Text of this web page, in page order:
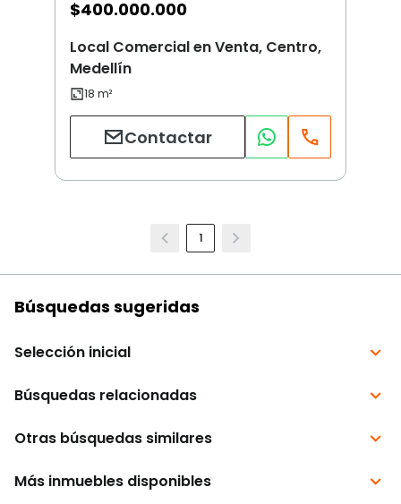
$400.000.000
Local Comercial en Venta, Centro,
Medellín
Contactar
1